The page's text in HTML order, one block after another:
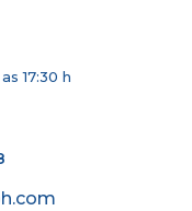
17:30 h